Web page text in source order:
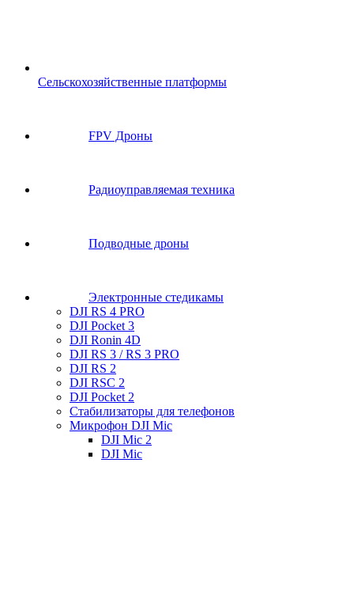
Сельскохозяйственные платформы
FPV Дроны
Радиоуправляемая техника
Подводные дроны
Электронные стедикамы
DJI RS 4 PRO
DJI Pocket 3
DJI Ronin 4D
DJI RS 3 / RS 3 PRO
DJI RS 2
DJI RSC 2
DJI Pocket 2
Стабилизаторы для телефонов
Микрофон DJI Mic
DJI Mic 2
DJI Mic